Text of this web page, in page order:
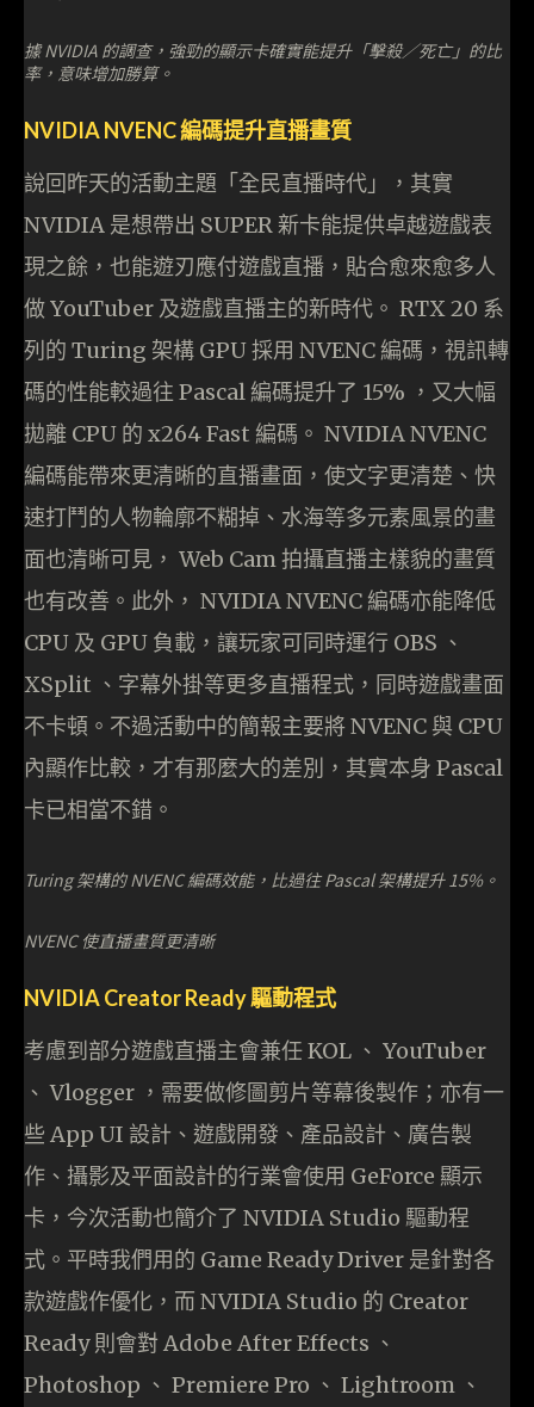
據 NVIDIA 的調查，強勁的顯示卡確實能提升「擊殺／死亡」的比
率，意味增加勝算。
NVIDIA NVENC 編碼提升直播畫質
說回昨天的活動主題「全民直播時代」，其實
NVIDIA 是想帶出 SUPER 新卡能提供卓越遊戲表
現之餘，也能遊刃應付遊戲直播，貼合愈來愈多人
做 YouTuber 及遊戲直播主的新時代。 RTX 20 系
列的 Turing 架構 GPU 採用 NVENC 編碼，視訊轉
碼的性能較過往 Pascal 編碼提升了 15% ，又大幅
拋離 CPU 的 x264 Fast 編碼。 NVIDIA NVENC
編碼能帶來更清晰的直播畫面，使文字更清楚、快
速打鬥的人物輪廓不糊掉、水海等多元素風景的畫
面也清晰可見， Web Cam 拍攝直播主樣貌的畫質
也有改善。此外， NVIDIA NVENC 編碼亦能降低
CPU 及 GPU 負載，讓玩家可同時運行 OBS 、
XSplit 、字幕外掛等更多直播程式，同時遊戲畫面
不卡頓。不過活動中的簡報主要將 NVENC 與 CPU
內顯作比較，才有那麼大的差別，其實本身 Pascal
卡已相當不錯。
Turing 架構的 NVENC 編碼效能，比過往 Pascal 架構提升 15%。
NVENC 使直播畫質更清晰
NVIDIA Creator Ready 驅動程式
考慮到部分遊戲直播主會兼任 KOL 、 YouTuber
、 Vlogger ，需要做修圖剪片等幕後製作；亦有一
些 App UI 設計、遊戲開發、產品設計、廣告製
作、攝影及平面設計的行業會使用 GeForce 顯示
卡，今次活動也簡介了 NVIDIA Studio 驅動程
式。平時我們用的 Game Ready Driver 是針對各
款遊戲作優化，而 NVIDIA Studio 的 Creator
Ready 則會對 Adobe After Effects 、
Photoshop 、 Premiere Pro 、 Lightroom 、